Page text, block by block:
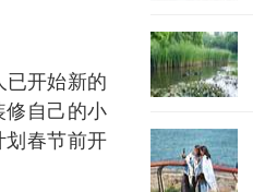
已开始新的
修自己的小
划春节前开